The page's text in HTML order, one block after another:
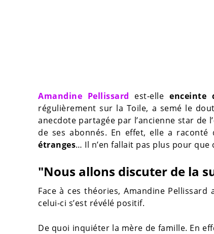
Amandine Pellissard est-elleenceinte
régulièrement sur la Toile, a semé le
anecdote partagée par l’ancienne star de
de ses abonnés. En effet, elle a
étranges… Il n’en fallait pas plus pour
"Nous allons discuter de la
Face à ces théories, Amandine Pellissard
celui-ci s’est révélé positif.
De quoi inquiéter la mère de famille. En